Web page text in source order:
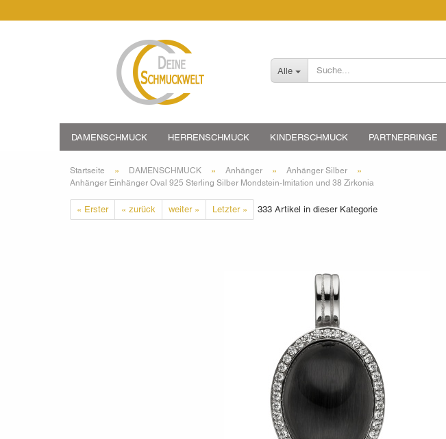
Alle
DAMENSCHMUCK HERRENSCHMUCK KINDERSCHMUCK PARTNERRINGE
Startseite » DAMENSCHMUCK » Anhänger » Anhänger Silber »
Anhänger Einhänger Oval 925 Sterling Silber Mondstein-Imitation und 38 Zirkonia
« Erster « zurück weiter » Letzter » 333 Artikel in dieser Kategorie